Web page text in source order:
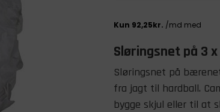
Sløringsnet på 3
Sløringsnet på
fra jagt til hardball.
bygge skjul eller til at